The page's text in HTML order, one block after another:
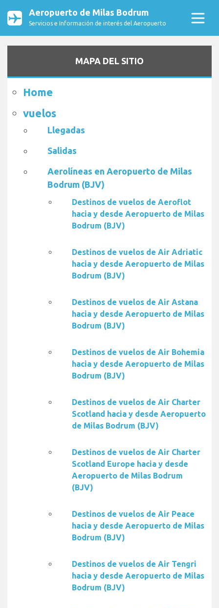
Aeropuerto de Milas Bodrum
Servicios e Información de interés del Aeropuerto
MAPA DEL SITIO
Home
vuelos
Llegadas
Salidas
Aerolíneas en Aeropuerto de Milas
Bodrum (BJV)
Destinos de vuelos de Aeroflot
hacia y desde Aeropuerto de Milas
Bodrum (BJV)
Destinos de vuelos de Air Adriatic
hacia y desde Aeropuerto de Milas
Bodrum (BJV)
Destinos de vuelos de Air Astana
hacia y desde Aeropuerto de Milas
Bodrum (BJV)
Destinos de vuelos de Air Bohemia
hacia y desde Aeropuerto de Milas
Bodrum (BJV)
Destinos de vuelos de Air Charter
Scotland hacia y desde Aeropuerto
de Milas Bodrum (BJV)
Destinos de vuelos de Air Charter
Scotland Europe hacia y desde
Aeropuerto de Milas Bodrum
(BJV)
Destinos de vuelos de Air Peace
hacia y desde Aeropuerto de Milas
Bodrum (BJV)
Destinos de vuelos de Air Tengri
hacia y desde Aeropuerto de Milas
Bodrum (BJV)